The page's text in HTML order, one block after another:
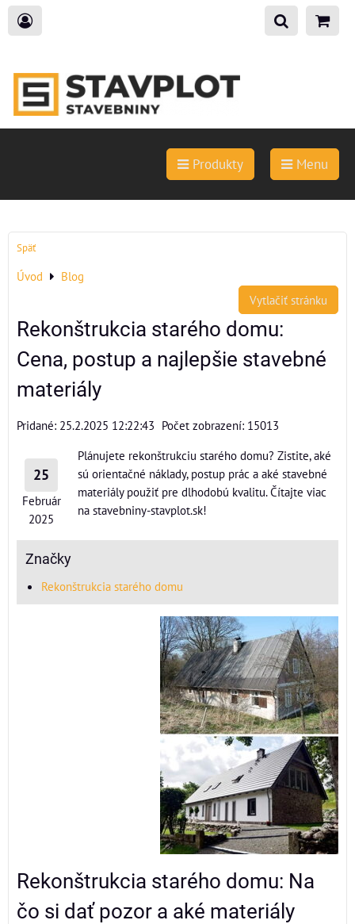
Produkty Menu
Späť
Úvod
Blog
Vytlačiť stránku
Rekonštrukcia starého domu:
Cena, postup a najlepšie stavebné
materiály
Pridané: 25.2.2025 12:22:43 Počet zobrazení: 15013
25
Február
2025
Značky
Rekonštrukcia starého domu
Plánujete rekonštrukciu starého domu? Zistite, aké
sú orientačné náklady, postup prác a aké stavebné
materiály použiť pre dlhodobú kvalitu. Čítajte viac
na stavebniny-stavplot.sk!
Rekonštrukcia starého domu: Na
čo si dať pozor a aké materiály